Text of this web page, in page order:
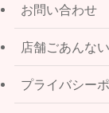
お問い合わせ
店舗ごあんない
プライバシー